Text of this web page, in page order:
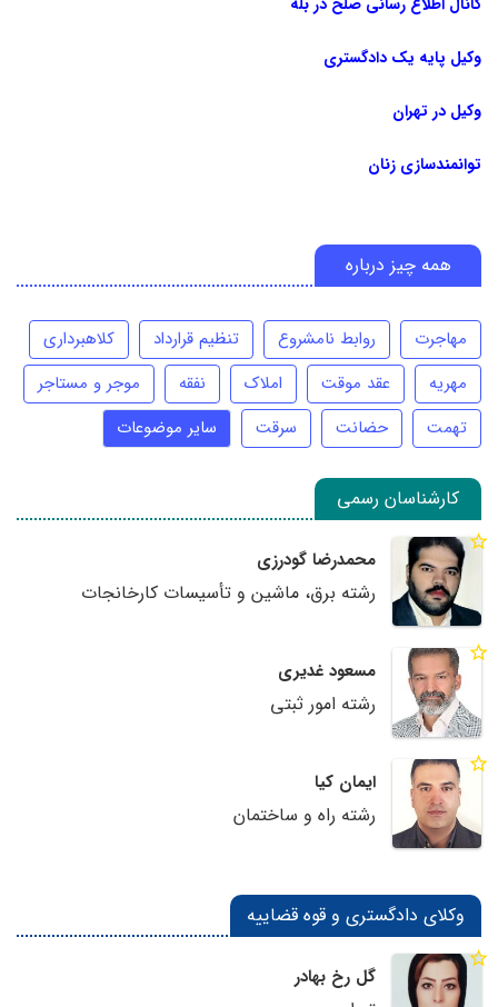
وکیل پایه یک دادگستری
وکیل در تهران
توانمندسازی زنان
همه چیز درباره
مهاجرت روابط نامشروع تنظیم قرارداد
کلاهبرداری
مهریه
عقد موقت املاک نفقه
موجر و مستاجر
تهمت
حضانت سرقت سایر موضوعات
کارشناسان رسمی
محمدرضا گودرزی
رشته برق، ماشین و تأسیسات کارخانجات
مسعود غدیری
رشته امور ثبتی
ایمان کیا
رشته راه و ساختمان
وکلای دادگستری و قوه قضاییه
گل رخ بهادر